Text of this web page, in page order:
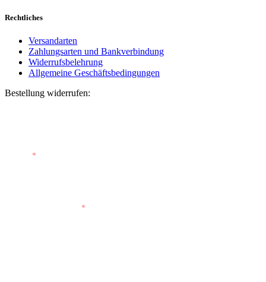
Rechtliches
Versandarten
Zahlungsarten und Bankverbindung
Widerrufsbelehrung
Allgemeine Geschäftsbedingungen
Bestellung widerrufen:
*
*